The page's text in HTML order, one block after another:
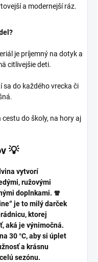
a modernejší ráz.
je príjemný na dotyk a
citlivejšie deti.
sa do každého vrecka či
cestu do školy, na hory aj
💡
vytvorí
ružovými
doplnkami. 🧣
je to milý darček
ktorej
aká je výnimočná.
30 °C, aby si úplet
a krásnu
sezónu.